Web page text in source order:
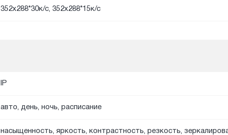
352х288*30к/с, 352x288*15к/с
IP
авто, день, ночь, расписание
насыщенность, яркость, контрастность, резкость,